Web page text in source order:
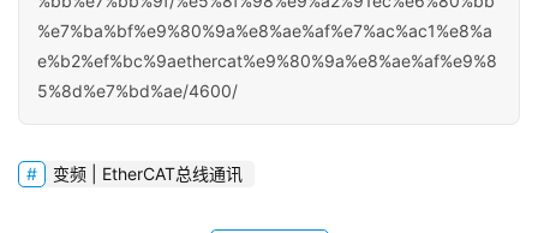
%e7%ba%bf%e9%80%9a%e8%ae%af%e7%ac%ac1%e8%a
e%b2%ef%bc%9aethercat%e9%80%9a%e8%ae%af%e9%8
5%8d%e7%bd%ae/4600/
变频 | EtherCAT总线通讯